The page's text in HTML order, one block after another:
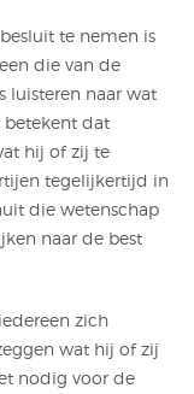
te nemen is
die van de
luisteren naar wat
betekent dat
hij of zij te
tegelijkertijd in
die wetenschap
naar de best
zich
wat hij of zij
nodig voor de